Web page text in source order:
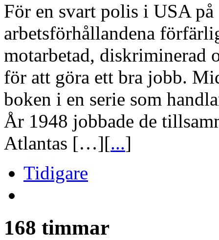
För en svart polis i USA
arbetsförhållandena
motarbetad, diskriminerad
för att göra ett bra jobb.
boken i en serie som
År 1948 jobbade de
Atlantas […][...]
Tidigare
168 timmar